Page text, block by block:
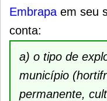
Embrapa em seu
conta:
a) o tipo de
município
permanente,